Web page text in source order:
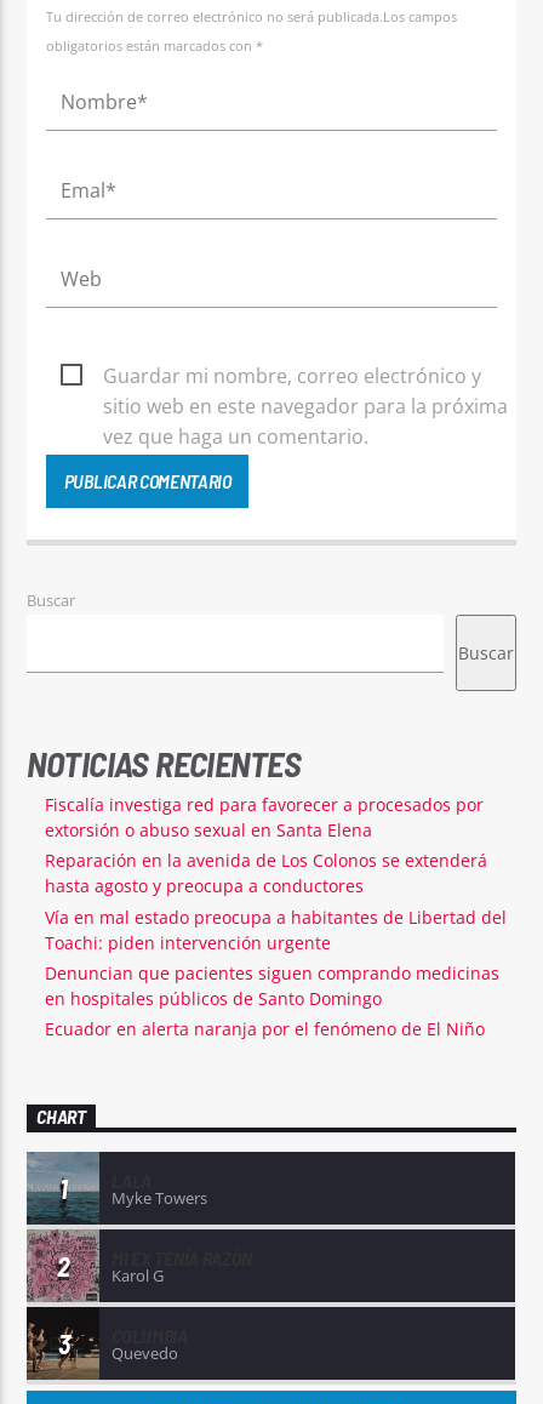
Tu dirección de correo electrónico no será publicada.Los campos
obligatorios están marcados con *
Guardar mi nombre, correo electrónico y
sitio web en este navegador para la próxima
vez que haga un comentario.
Buscar
Buscar
NOTICIAS RECIENTES
Fiscalía investiga red para favorecer a procesados por
extorsión o abuso sexual en Santa Elena
Reparación en la avenida de Los Colonos se extenderá
hasta agosto y preocupa a conductores
Vía en mal estado preocupa a habitantes de Libertad del
Toachi: piden intervención urgente
Denuncian que pacientes siguen comprando medicinas
en hospitales públicos de Santo Domingo
Ecuador en alerta naranja por el fenómeno de El Niño
CHART
1 Myke Towers
2 Karol G
3 Quevedo